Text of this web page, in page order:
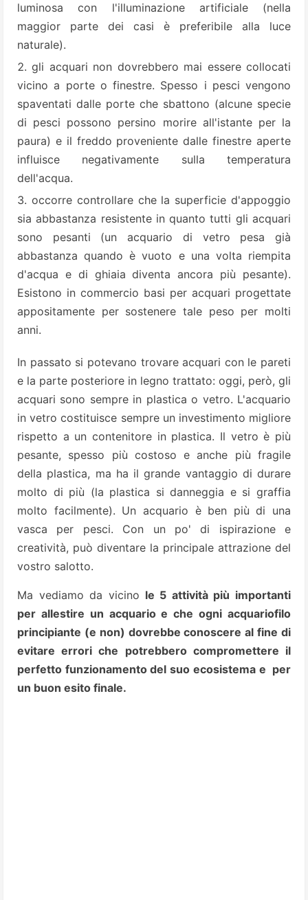
luminosa con l'illuminazione artificiale (nella
maggior parte dei casi è preferibile alla luce
naturale).
gli acquari non dovrebbero mai essere collocati
vicino a porte o finestre. Spesso i pesci vengono
spaventati dalle porte che sbattono (alcune specie
di pesci possono persino morire all'istante per la
paura) e il freddo proveniente dalle finestre aperte
influisce negativamente sulla temperatura
dell'acqua.
occorre controllare che la superficie d'appoggio
sia abbastanza resistente in quanto tutti gli acquari
sono pesanti (un acquario di vetro pesa già
abbastanza quando è vuoto e una volta riempita
d'acqua e di ghiaia diventa ancora più pesante).
Esistono in commercio basi per acquari progettate
appositamente per sostenere tale peso per molti
anni.
In passato si potevano trovare acquari con le pareti
e la parte posteriore in legno trattato: oggi, però, gli
acquari sono sempre in plastica o vetro. L'acquario
in vetro costituisce sempre un investimento migliore
rispetto a un contenitore in plastica. Il vetro è più
pesante, spesso più costoso e anche più fragile
della plastica, ma ha il grande vantaggio di durare
molto di più (la plastica si danneggia e si graffia
molto facilmente). Un acquario è ben più di una
vasca per pesci. Con un po' di ispirazione e
creatività, può diventare la principale attrazione del
vostro salotto.
Ma vediamo da vicino le 5 attività più importanti
per allestire un acquario e che ogni acquariofilo
principiante (e non) dovrebbe conoscere al fine di
evitare errori che potrebbero compromettere il
perfetto funzionamento del suo ecosistema e per
un buon esito finale.